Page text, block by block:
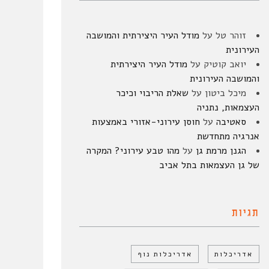
זוהר טל על מודל העיר היצירתית והמושבה
העירונית
יואב קוטיק על מודל העיר היצירתית
והמושבה העירונית
מיכל ביטון על שאלת הריבוי וכיכר
העצמאות, נתניה
סאטיבה על חוסן עירוני-אזורי באמצעות
אנרגיה מתחדשת
הגנן מרמת גן על מהו טבע עירוני? המקרה
של גן העצמאות בתל אביב
תגיות
אדריכלות אדריכלות נוף